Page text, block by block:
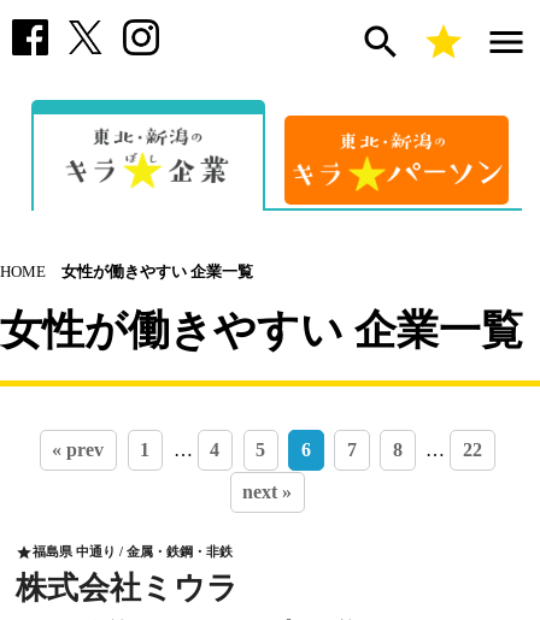
search star menu
HOME 女性が働きやすい 企業一覧
女性が働きやすい 企業一覧
« prev 1 … 4 5 6 7 8 … 22
next »
star福島県 中通り / 金属・鉄鋼・非鉄
株式会社ミウラ